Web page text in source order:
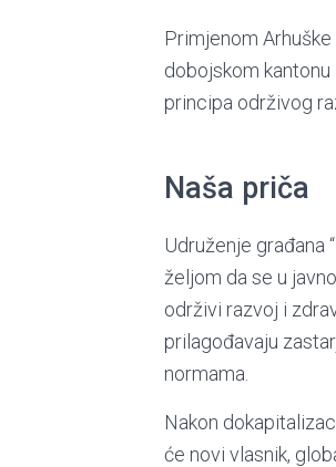
Primjenom
dobojskom
principa održivog
Naša priča
Udruženje građana
željom da se u
održivi razvoj i
prilagođavaju
normama.
Nakon
će novi vlasnik,